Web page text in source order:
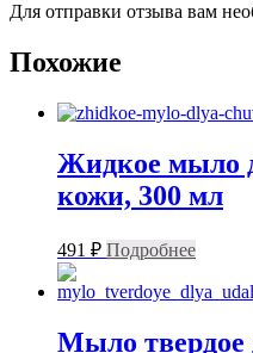
Для отправки отзыва вам
Похожие
Жидкое мыло
кожи, 300 мл
491 ₽ Подробнее
Мыло твердое